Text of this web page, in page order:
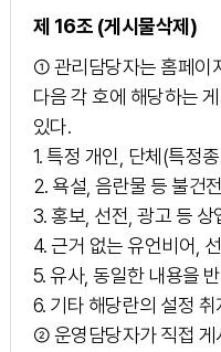
제 16조 (게시물삭제)
① 관리담당자는 홈페이
다음 각 호에 해당하는
있다.
1. 특정 개인, 단체(특정
2. 욕설, 음란물 등 불건
3. 홍보, 선전, 광고 등 상
4. 근거 없는 유언비어,
5. 유사, 동일한 내용을
6. 기타 해당란의 설정
② 운영담당자가 직접 게